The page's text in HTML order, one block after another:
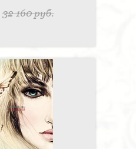
32 160 руб.